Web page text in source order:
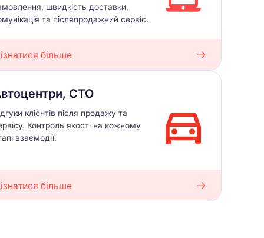
швидкість доставки,
та післяпродажний сервіс.
більше
СТО
клієнтів після продажу та
Контроль якості на кожному
взаємодії.
більше